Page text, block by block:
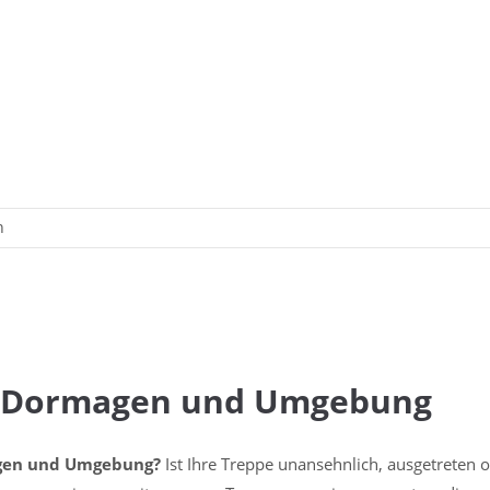
und Umgebung
und Umgebung? Ist Ihre Treppe unansehnlich,